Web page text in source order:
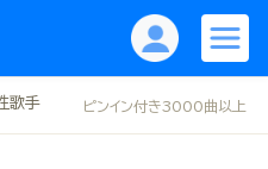
歌手 ピンイン付き3000曲以上